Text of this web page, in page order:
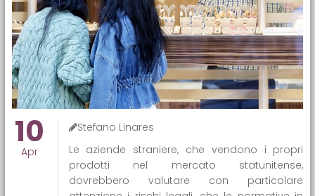
10
Apr
Stefano Linares
Le aziende straniere, che vendono i propri
prodotti nel mercato statunitense,
dovrebbero valutare con particolare